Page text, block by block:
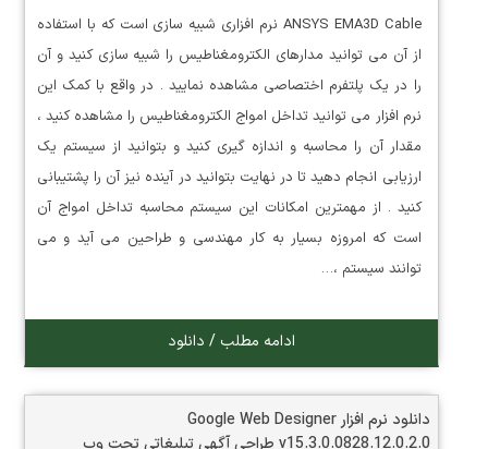
ANSYS EMA3D Cable نرم افزاری شبیه سازی است که با استفاده
از آن می توانید مدارهای الکترومغناطیس را شبیه سازی کنید و آن
را در یک پلتفرم اختصاصی مشاهده نمایید . در واقع با کمک این
نرم افزار می توانید تداخل امواج الکترومغناطیس را مشاهده کنید ،
مقدار آن را محاسبه و اندازه گیری کنید و بتوانید از سیستم یک
ارزیابی انجام دهید تا در نهایت بتوانید در آینده نیز آن را پشتیبانی
کنید . از مهمترین امکانات این سیستم محاسبه تداخل امواج آن
است که امروزه بسیار به کار مهندسی و طراحین می آید و می
توانند سیستم ،…
ادامه مطلب / دانلود
دانلود نرم افزار Google Web Designer
v15.3.0.0828.12.0.2.0 طراحی آگهی تبلیغاتی تحت وب